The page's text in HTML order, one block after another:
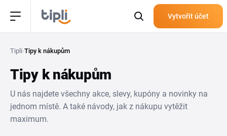
Vytvořit účet
Tipli›Tipy k nákupům
Tipy k nákupům
U nás najdete všechny akce, slevy, kupóny a novinky na
jednom místě. A také návody, jak z nákupu vytěžit
maximum.